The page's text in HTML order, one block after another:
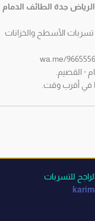
جدة الطائف الدمام
الأسطح والخزانات
· القصيم.
في أقرب وقت.